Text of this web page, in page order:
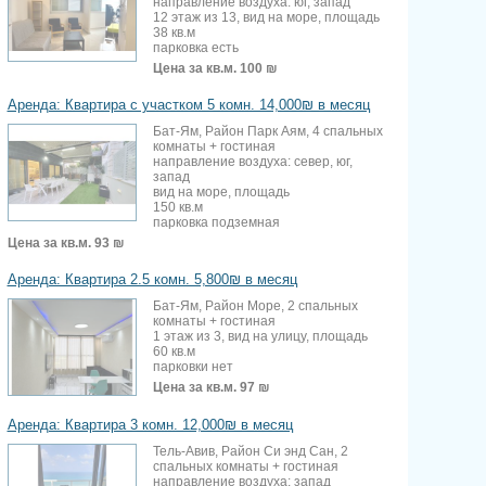
12 этаж из 13, вид на море, площадь
38 кв.м
парковка есть
Цена за кв.м. 100 ₪
Аренда: Квартира с участком 5 комн. 14,000₪ в месяц
Бат-Ям, Район Парк Аям, 4 спальных
комнаты + гостиная
направление воздуха: север, юг,
запад
вид на море, площадь
150 кв.м
парковка подземная
Цена за кв.м. 93 ₪
Аренда: Квартира 2.5 комн. 5,800₪ в месяц
Бат-Ям, Район Море, 2 спальных
комнаты + гостиная
1 этаж из 3, вид на улицу, площадь
60 кв.м
парковки нет
Цена за кв.м. 97 ₪
Аренда: Квартира 3 комн. 12,000₪ в месяц
Тель-Авив, Район Си энд Сан, 2
спальных комнаты + гостиная
направление воздуха: запад